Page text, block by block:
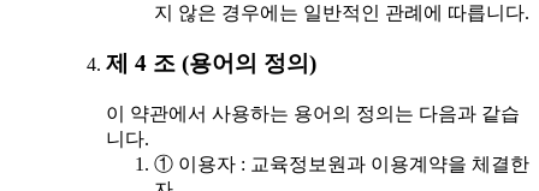
지 않은 경우에는 일반적인 관례에 따릅니다.
제 4 조 (용어의 정의)
이 약관에서 사용하는 용어의 정의는 다음과 같습
니다.
① 이용자 : 교육정보원과 이용계약을 체결한